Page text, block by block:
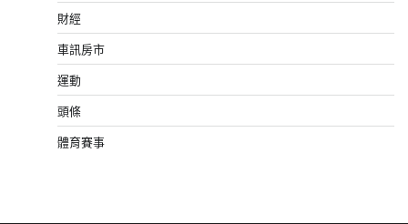
財經
車訊房市
運動
頭條
體育賽事